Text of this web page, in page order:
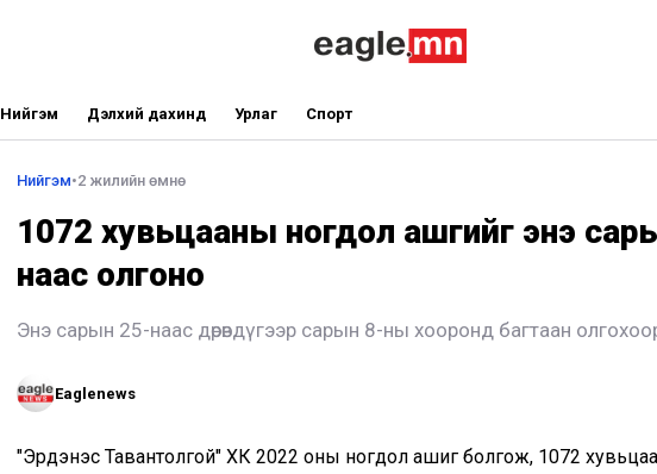
Нийгэм Дэлхий дахинд Урлаг Спорт
Нийгэм•2 жилийн өмнө
1072 хувьцааны ногдол ашгийг энэ
наас олгоно
Энэ сарын 25-наас дөрөвдүгээр сарын 8-ны хооронд багтаан олгохоор
Eaglenews
"Эрдэнэс Тавантолгой" ХК 2022 оны ногдол ашиг болгож, 1072